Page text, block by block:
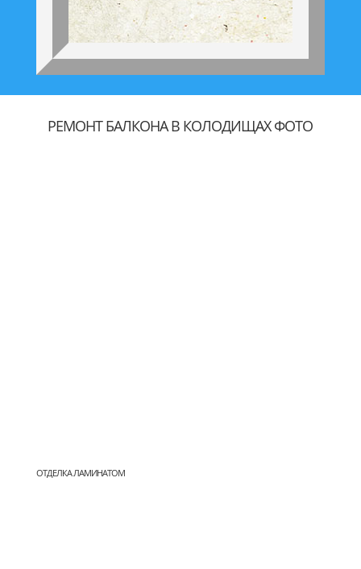
РЕМОНТ БАЛКОНА В КОЛОДИЩАХ ФОТО
ОТДЕЛКА ЛАМИНАТОМ